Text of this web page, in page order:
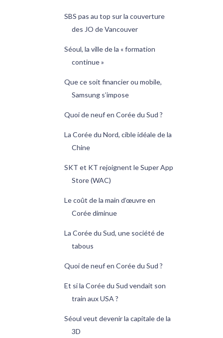
SBS pas au top sur la couverture
des JO de Vancouver
Séoul, la ville de la « formation
continue »
Que ce soit financier ou mobile,
Samsung s’impose
Quoi de neuf en Corée du Sud ?
La Corée du Nord, cible idéale de la
Chine
SKT et KT rejoignent le Super App
Store (WAC)
Le coût de la main d’œuvre en
Corée diminue
La Corée du Sud, une société de
tabous
Quoi de neuf en Corée du Sud ?
Et si la Corée du Sud vendait son
train aux USA ?
Séoul veut devenir la capitale de la
3D